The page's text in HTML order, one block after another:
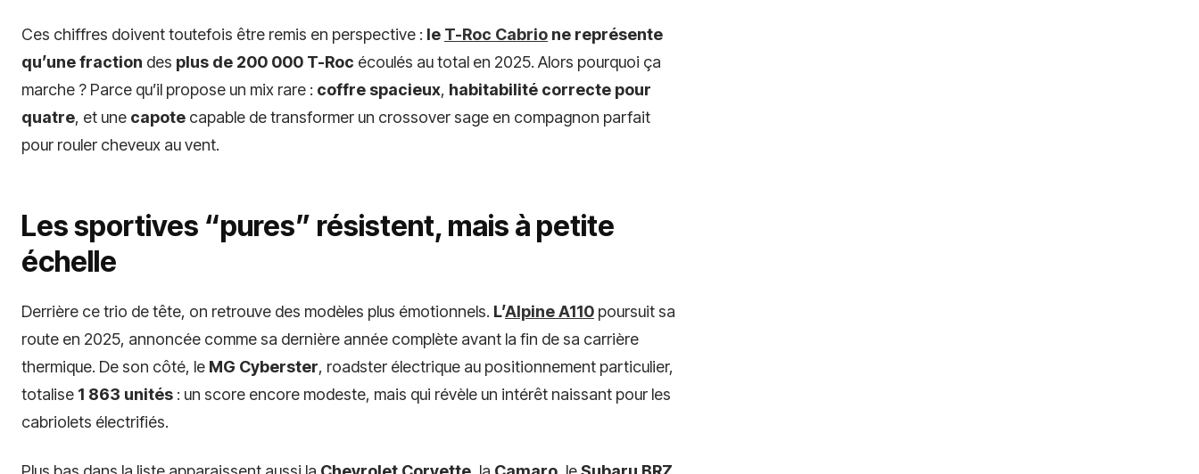
Ces chiffres doivent toutefois être remis en perspective : le T-Roc Cabrio ne représente
qu’une fraction des plus de 200 000 T-Roc écoulés au total en 2025. Alors pourquoi ça
marche ? Parce qu’il propose un mix rare : coffre spacieux, habitabilité correcte pour
quatre, et une capote capable de transformer un crossover sage en compagnon parfait
pour rouler cheveux au vent.
Les sportives “pures” résistent, mais à petite
échelle
Derrière ce trio de tête, on retrouve des modèles plus émotionnels. L’Alpine A110 poursuit sa
route en 2025, annoncée comme sa dernière année complète avant la fin de sa carrière
thermique. De son côté, le MG Cyberster, roadster électrique au positionnement particulier,
totalise 1 863 unités : un score encore modeste, mais qui révèle un intérêt naissant pour les
cabriolets électrifiés.